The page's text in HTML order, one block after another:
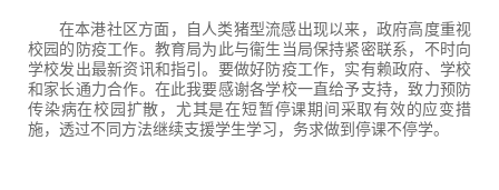
在本港社区方面，自人类猪型流感出现以来，政府高度重视
校园的防疫工作。教育局为此与衞生当局保持紧密联系，不时向
学校发出最新资讯和指引。要做好防疫工作，实有赖政府、学校
和家长通力合作。在此我要感谢各学校一直给予支持，致力预防
传染病在校园扩散，尤其是在短暂停课期间采取有效的应变措
施，透过不同方法继续支援学生学习，务求做到停课不停学。